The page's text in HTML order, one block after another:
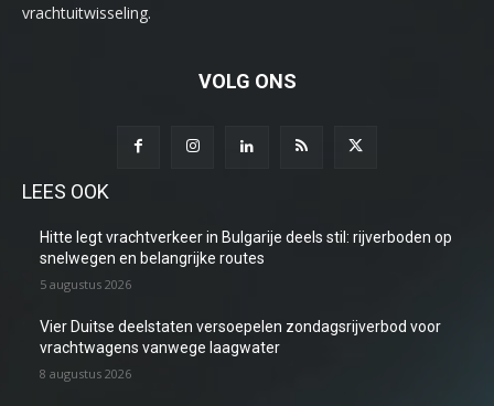
vrachtuitwisseling.
VOLG ONS
LEES OOK
Hitte legt vrachtverkeer in Bulgarije deels stil: rijverboden op
snelwegen en belangrijke routes
5 augustus 2026
Vier Duitse deelstaten versoepelen zondagsrijverbod voor
vrachtwagens vanwege laagwater
8 augustus 2026